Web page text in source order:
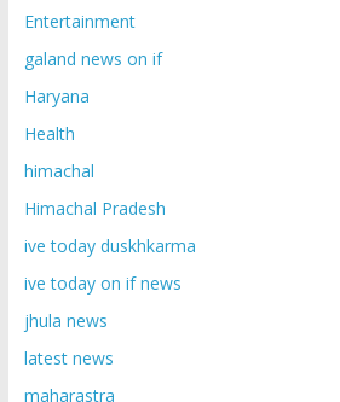
Entertainment
galand news on if
Haryana
Health
himachal
Himachal Pradesh
ive today duskhkarma
ive today on if news
jhula news
latest news
maharastra